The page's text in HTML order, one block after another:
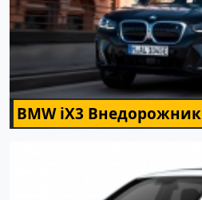
BMW iX3 Внедорожник